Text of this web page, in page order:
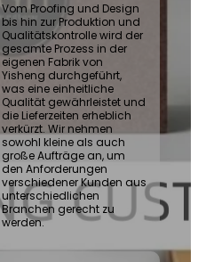
Vom Proofing und Design
bis hin zur Produktion und
Qualitätskontrolle wird der
gesamte Prozess in der
eigenen Fabrik von
Yisheng durchgeführt,
was eine einheitliche
Qualität gewährleistet und
die Lieferzeiten erheblich
verkürzt. Wir nehmen
sowohl kleine als auch
große Aufträge an, um
den Anforderungen
verschiedener Kunden aus
unterschiedlichen
Branchen gerecht zu
werden.